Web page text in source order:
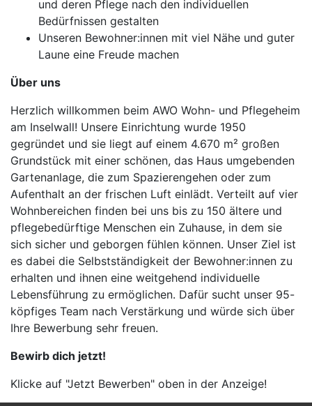
und deren Pflege nach den individuellen
Bedürfnissen gestalten
Unseren Bewohner:innen mit viel Nähe und guter
Laune eine Freude machen
Über uns
Herzlich willkommen beim AWO Wohn- und Pflegeheim
am Inselwall! Unsere Einrichtung wurde 1950
gegründet und sie liegt auf einem 4.670 m² großen
Grundstück mit einer schönen, das Haus umgebenden
Gartenanlage, die zum Spazierengehen oder zum
Aufenthalt an der frischen Luft einlädt. Verteilt auf vier
Wohnbereichen finden bei uns bis zu 150 ältere und
pflegebedürftige Menschen ein Zuhause, in dem sie
sich sicher und geborgen fühlen können. Unser Ziel ist
es dabei die Selbstständigkeit der Bewohner:innen zu
erhalten und ihnen eine weitgehend individuelle
Lebensführung zu ermöglichen. Dafür sucht unser 95-
köpfiges Team nach Verstärkung und würde sich über
Ihre Bewerbung sehr freuen.
Bewirb dich jetzt!
Klicke auf "Jetzt Bewerben" oben in der Anzeige!